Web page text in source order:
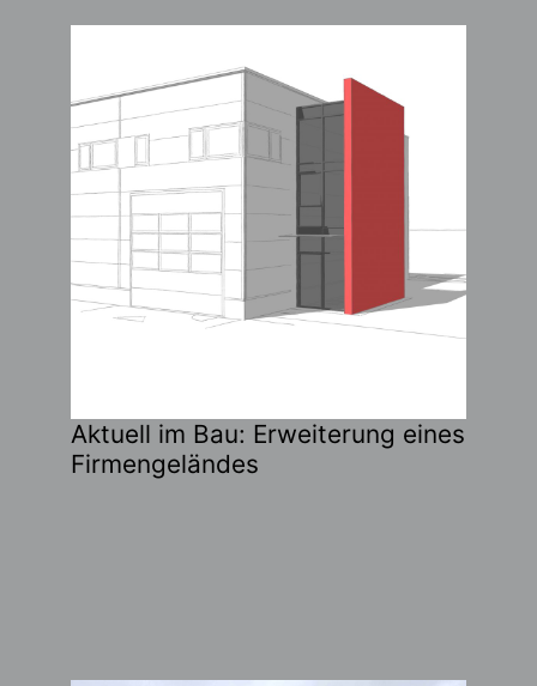
Aktuell im Bau: Erweiterung eines
Firmengeländes